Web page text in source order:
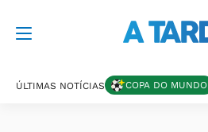
ÚLTIMAS NOTÍCIAS COPA DO MUNDO